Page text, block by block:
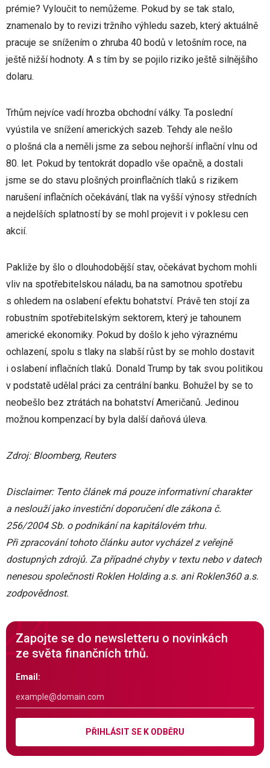
prémie? Vyloučit to nemůžeme. Pokud by se tak stalo,
znamenalo by to revizi tržního výhledu sazeb, který aktuálně
pracuje se snížením o zhruba 40 bodů v letošním roce, na
ještě nižší hodnoty. A s tím by se pojilo riziko ještě silnějšího
dolaru.
Trhům nejvíce vadí hrozba obchodní války. Ta poslední
vyústila ve snížení amerických sazeb. Tehdy ale nešlo
o plošná cla a neměli jsme za sebou nejhorší inflační vlnu od
80. let. Pokud by tentokrát dopadlo vše opačně, a dostali
jsme se do stavu plošných proinflačních tlaků s rizikem
narušení inflačních očekávání, tlak na vyšší výnosy středních
a nejdelších splatností by se mohl projevit i v poklesu cen
akcií.
Pakliže by šlo o dlouhodobější stav, očekávat bychom mohli
vliv na spotřebitelskou náladu, ba na samotnou spotřebu
s ohledem na oslabení efektu bohatství. Právě ten stojí za
robustním spotřebitelským sektorem, který je tahounem
americké ekonomiky. Pokud by došlo k jeho výraznému
ochlazení, spolu s tlaky na slabší růst by se mohlo dostavit
i oslabení inflačních tlaků. Donald Trump by tak svou politikou
v podstatě udělal práci za centrální banku. Bohužel by se to
neobešlo bez ztrátách na bohatství Američanů. Jedinou
možnou kompenzací by byla další daňová úleva.
Zdroj: Bloomberg, Reuters
Disclaimer: Tento článek má pouze informativní charakter
a neslouží jako investiční doporučení dle zákona č.
256/2004 Sb. o podnikání na kapitálovém trhu.
Při zpracování tohoto článku autor vycházel z veřejně
dostupných zdrojů. Za případné chyby v textu nebo v datech
nenesou společnosti Roklen Holding a.s. ani Roklen360 a.s.
zodpovědnost.
Zapojte se do newsletteru o novinkách
ze světa finančních trhů.
Email:
PŘIHLÁSIT SE K ODBĚRU